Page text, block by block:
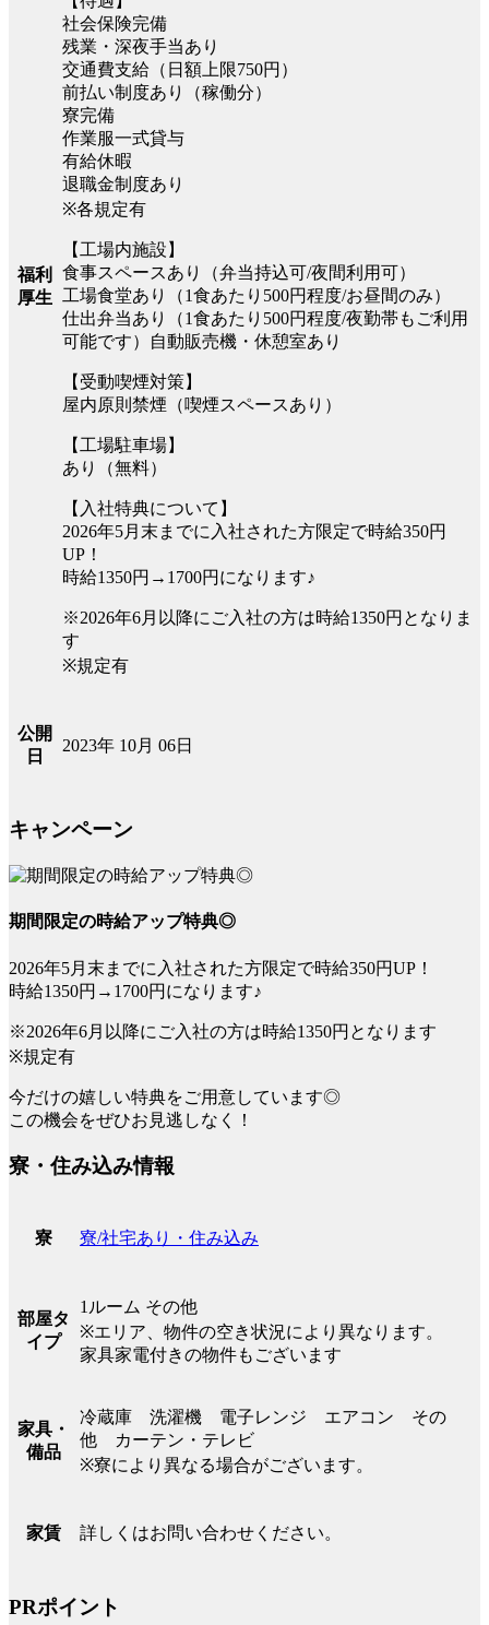
福利
厚生
社会保険完備
残業・深夜手当あり
交通費支給（日額上限750円）
前払い制度あり（稼働分）
寮完備
作業服一式貸与
有給休暇
退職金制度あり
※各規定有
【工場内施設】
食事スペースあり（弁当持込可/夜間利用可）
工場食堂あり（1食あたり500円程度/お昼間のみ）
仕出弁当あり（1食あたり500円程度/夜勤帯もご利用
可能です）自動販売機・休憩室あり
【受動喫煙対策】
屋内原則禁煙（喫煙スペースあり）
【工場駐車場】
あり（無料）
【入社特典について】
2026年5月末までに入社された方限定で時給350円
UP！
時給1350円→1700円になります♪
※2026年6月以降にご入社の方は時給1350円となりま
す
※規定有
公開
日
2023年 10月 06日
キャンペーン
期間限定の時給アップ特典◎
2026年5月末までに入社された方限定で時給350円UP！
時給1350円→1700円になります♪
※2026年6月以降にご入社の方は時給1350円となります
※規定有
今だけの嬉しい特典をご用意しています◎
この機会をぜひお見逃しなく！
寮・住み込み情報
寮 寮/社宅あり・住み込み
部屋タ
イプ
1ルーム その他
※エリア、物件の空き状況により異なります。
家具家電付きの物件もございます
家具・
備品
冷蔵庫 洗濯機 電子レンジ エアコン その
他 カーテン・テレビ
※寮により異なる場合がございます。
家賃 詳しくはお問い合わせください。
PRポイント